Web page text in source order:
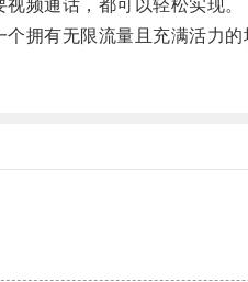
频通话，都可以轻松实现。
拥有无限流量且充满活力的